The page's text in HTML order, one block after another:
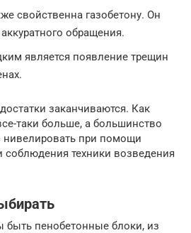
свойственна газобетону. Он
аккуратного обращения.
является появление трещин
заканчиваются. Как
таки больше, а большинство
при помощи
соблюдения техники возведения
пенобетонные блоки, из